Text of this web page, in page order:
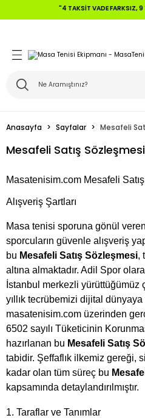
"4 TAKSIT VADE FARKSIZ, 9
+Tahtalar
Anasayfa Sayfalar Mesafeli
Mesafeli Satış Sözleşmesi
Masatenisim.com Mesafeli
Alışveriş Şartları
Masa tenisi sporuna gönül
sporcuların güvenle alışveriş
bu Mesafeli Satış Sözleşmesi,
altına almaktadır. Adil Spor
İstanbul merkezli yürüttüğümüz
yıllık tecrübemizi dijital dünyaya
masatenisim.com üzerinden
6502 sayılı Tüketicinin
hazırlanan bu Mesafeli Satış
tabidir. Şeffaflık ilkemiz gereği,
kadar olan tüm süreç bu
kapsamında detaylandırılmıştır.
1. Taraflar ve Tanımlar